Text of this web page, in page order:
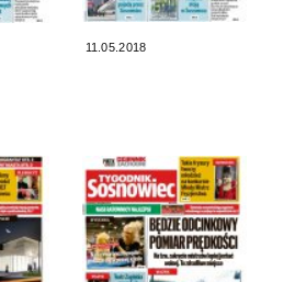
11.05.2018